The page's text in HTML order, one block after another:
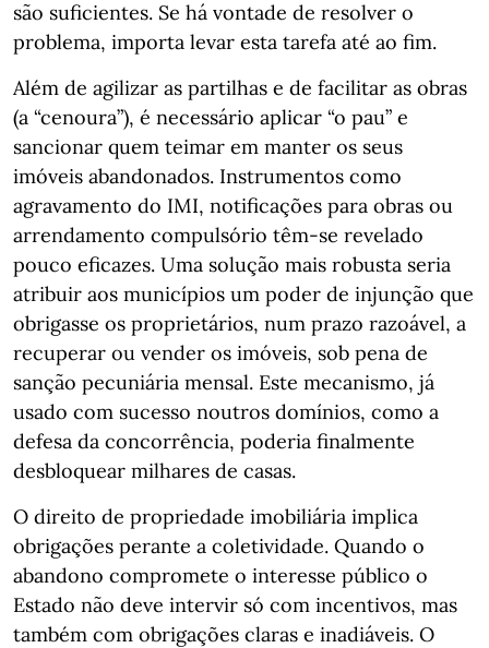
são suficientes. Se há vontade de resolver o
problema, importa levar esta tarefa até ao fim.
Além de agilizar as partilhas e de facilitar as obras
(a “cenoura”), é necessário aplicar “o pau” e
sancionar quem teimar em manter os seus
imóveis abandonados. Instrumentos como
agravamento do IMI, notificações para obras ou
arrendamento compulsório têm-se revelado
pouco eficazes. Uma solução mais robusta seria
atribuir aos municípios um poder de injunção que
obrigasse os proprietários, num prazo razoável, a
recuperar ou vender os imóveis, sob pena de
sanção pecuniária mensal. Este mecanismo, já
usado com sucesso noutros domínios, como a
defesa da concorrência, poderia finalmente
desbloquear milhares de casas.
O direito de propriedade imobiliária implica
obrigações perante a coletividade. Quando o
abandono compromete o interesse público o
Estado não deve intervir só com incentivos, mas
também com obrigações claras e inadiáveis. O